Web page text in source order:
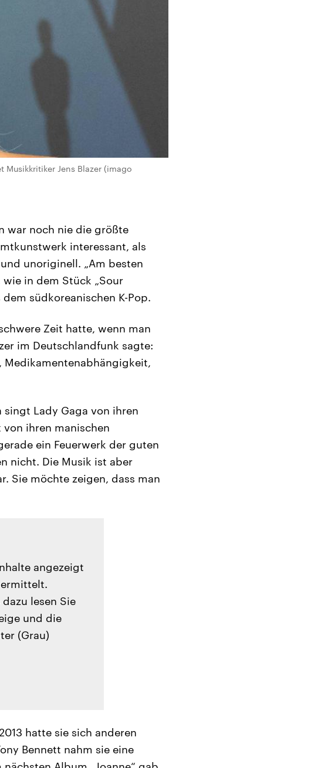
Jens Blazer (imago
war noch nie die größte
interessant, als
unoriginell. „Am besten
in dem Stück „Sour
südkoreanischen K-Pop.
Zeit hatte, wenn man
im Deutschlandfunk sagte:
Medikamentenabhängigkeit,
singt Lady Gaga von ihren
von ihren manischen
ein Feuerwerk der guten
nicht. Die Musik ist aber
Sie möchte zeigen, dass man
angezeigt
lesen Sie
und die
(Grau)
hatte sie sich anderen
Bennett nahm sie eine